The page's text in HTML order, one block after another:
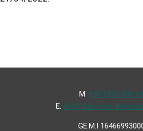
Μ. +30 6936 846
Ε. info@discover-
GE.M.I